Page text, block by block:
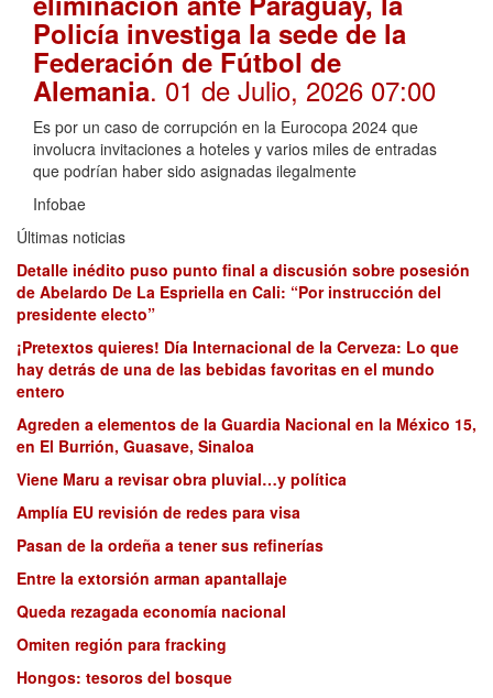
Policía investiga la sede de la
Federación de Fútbol de
Alemania. 01 de Julio, 2026 07:00
Es por un caso de corrupción en la Eurocopa 2024 que
involucra invitaciones a hoteles y varios miles de entradas
que podrían haber sido asignadas ilegalmente
Infobae
Últimas noticias
Detalle inédito puso punto final a discusión sobre posesión
de Abelardo De La Espriella en Cali: “Por instrucción del
presidente electo”
¡Pretextos quieres! Día Internacional de la Cerveza: Lo que
hay detrás de una de las bebidas favoritas en el mundo
entero
Agreden a elementos de la Guardia Nacional en la México 15,
en El Burrión, Guasave, Sinaloa
Viene Maru a revisar obra pluvial…y política
Amplía EU revisión de redes para visa
Pasan de la ordeña a tener sus refinerías
Entre la extorsión arman apantallaje
Queda rezagada economía nacional
Omiten región para fracking
Hongos: tesoros del bosque